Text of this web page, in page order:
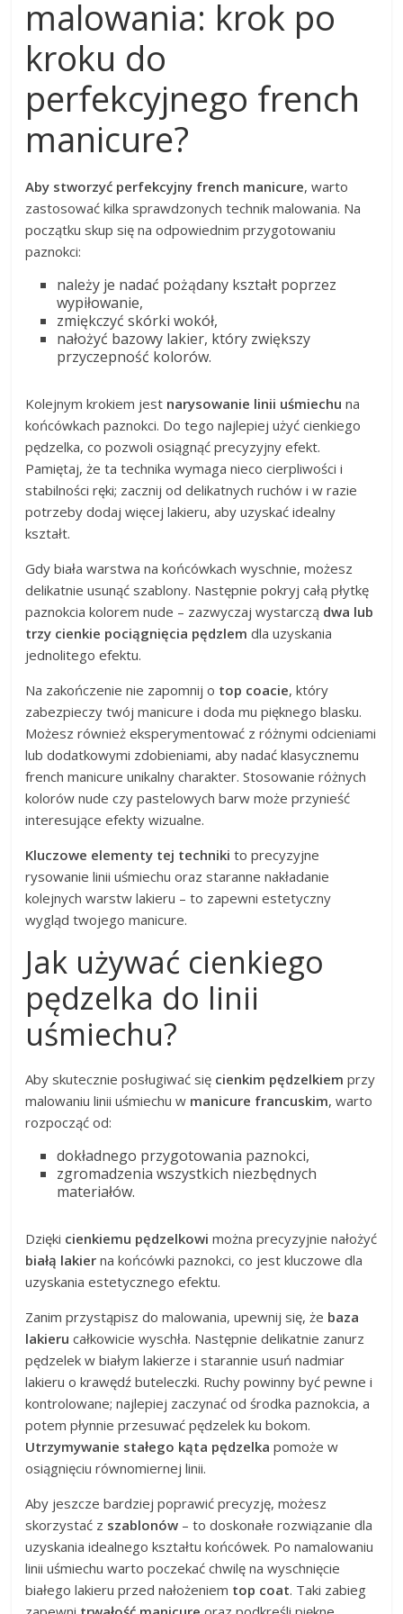
malowania: krok po
kroku do
perfekcyjnego french
manicure?
Aby stworzyć perfekcyjny french manicure, warto
zastosować kilka sprawdzonych technik malowania. Na
początku skup się na odpowiednim przygotowaniu
paznokci:
należy je nadać pożądany kształt poprzez
wypiłowanie,
zmiękczyć skórki wokół,
nałożyć bazowy lakier, który zwiększy
przyczepność kolorów.
Kolejnym krokiem jest narysowanie linii uśmiechu na
końcówkach paznokci. Do tego najlepiej użyć cienkiego
pędzelka, co pozwoli osiągnąć precyzyjny efekt.
Pamiętaj, że ta technika wymaga nieco cierpliwości i
stabilności ręki; zacznij od delikatnych ruchów i w razie
potrzeby dodaj więcej lakieru, aby uzyskać idealny
kształt.
Gdy biała warstwa na końcówkach wyschnie, możesz
delikatnie usunąć szablony. Następnie pokryj całą płytkę
paznokcia kolorem nude – zazwyczaj wystarczą dwa lub
trzy cienkie pociągnięcia pędzlem dla uzyskania
jednolitego efektu.
Na zakończenie nie zapomnij o top coacie, który
zabezpieczy twój manicure i doda mu pięknego blasku.
Możesz również eksperymentować z różnymi odcieniami
lub dodatkowymi zdobieniami, aby nadać klasycznemu
french manicure unikalny charakter. Stosowanie różnych
kolorów nude czy pastelowych barw może przynieść
interesujące efekty wizualne.
Kluczowe elementy tej techniki to precyzyjne
rysowanie linii uśmiechu oraz staranne nakładanie
kolejnych warstw lakieru – to zapewni estetyczny
wygląd twojego manicure.
Jak używać cienkiego
pędzelka do linii
uśmiechu?
Aby skutecznie posługiwać się cienkim pędzelkiem przy
malowaniu linii uśmiechu w manicure francuskim, warto
rozpocząć od:
dokładnego przygotowania paznokci,
zgromadzenia wszystkich niezbędnych
materiałów.
Dzięki cienkiemu pędzelkowi można precyzyjnie nałożyć
białą lakier na końcówki paznokci, co jest kluczowe dla
uzyskania estetycznego efektu.
Zanim przystąpisz do malowania, upewnij się, że baza
lakieru całkowicie wyschła. Następnie delikatnie zanurz
pędzelek w białym lakierze i starannie usuń nadmiar
lakieru o krawędź buteleczki. Ruchy powinny być pewne i
kontrolowane; najlepiej zaczynać od środka paznokcia, a
potem płynnie przesuwać pędzelek ku bokom.
Utrzymywanie stałego kąta pędzelka pomoże w
osiągnięciu równomiernej linii.
Aby jeszcze bardziej poprawić precyzję, możesz
skorzystać z szablonów – to doskonałe rozwiązanie dla
uzyskania idealnego kształtu końcówek. Po namalowaniu
linii uśmiechu warto poczekać chwilę na wyschnięcie
białego lakieru przed nałożeniem top coat. Taki zabieg